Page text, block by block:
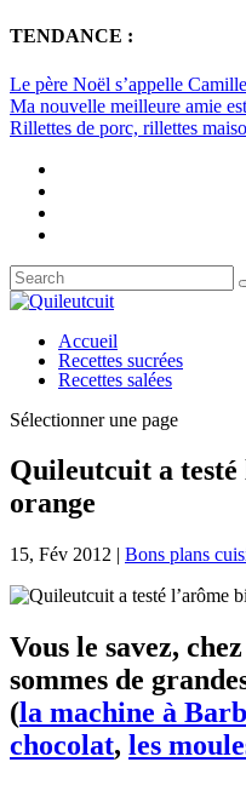
TENDANCE :
Le père Noël s’appelle
Ma nouvelle meilleure amie
Rillettes de porc, rillettes
Accueil
Recettes sucrées
Recettes salées
Sélectionner une page
Quileutcuit a testé
orange
15, Fév 2012 | Bons plans
Vous le savez,
sommes de
(la machine à
chocolat, les